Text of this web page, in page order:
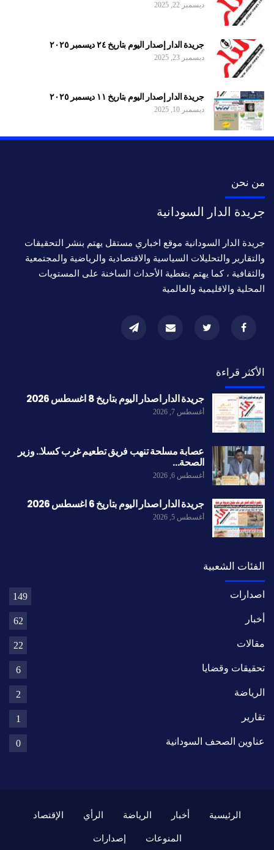
ديسمبر 22, 2025
جريدة الدار إصدار اليوم بتاريخ ٢٤ ديسمبر ٢٠٢٥
ديسمبر 23, 2025
جريدة الدار إصدار اليوم بتاريخ ١١ ديسمبر ٢٠٢٥
ديسمبر 10, 2025
من نحن
جريدة الدار السودانية
جريدة الدار السودانية موقع اخباري مستقل يهتم بنشر التحقيقات
والتقارير والتحليلات السياسية والاقتصادية والرياضية والمجتمعية
والثقافية ، كما يهتم بتغطية الأحداث الساخنة على المستويات
المحلية والاقليمية والعالمية
الأكثر قراءة
جريدة الدار اصدار اليوم بتاريخ 8 اغسطس 2026
أغسطس 7, 2026
عصابة مسلحة تنهب فريق تطعيم غرب كسلا.. وزير
الصحة…
أغسطس 6, 2026
جريدة الدار اصدار اليوم بتاريخ 6 اغسطس 2026
أغسطس 5, 2026
الفئات الشعبية
اصدارات 149
أخبار 62
مقالات 22
تحقيقات وقضايا 6
الرياضة 2
تقارير 1
عناوين الصحف السودانية 0
الرئيسية أخبار الرياضة الرأي الإقتصاد
المنوعات إصدارات